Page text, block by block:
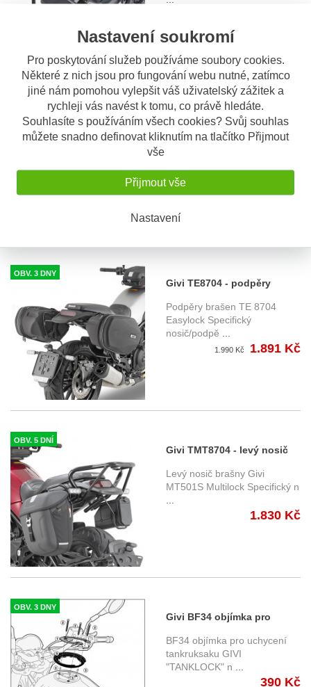
Nastavení soukromí
Pro poskytování služeb používáme soubory cookies.
Některé z nich jsou pro fungování webu nutné, zatímco
jiné nám pomohou vylepšit váš uživatelský zážitek a
rychleji vás navést k tomu, co právě hledáte.
Souhlasíte s používáním všech cookies? Svůj souhlas
můžete snadno definovat kliknutím na tlačítko Přijmout
vše
Přijmout vše
Nastavení
OBV. 3 DNY
Givi TL8704KIT - kit pro
montáž Tool Boxu S250 k
Leoncino 500 (17-48)
Montážní kit TL 8704KIT pro
OBV. 3 DNY
Givi TE8704 - podpěry
brašen pro Benelli Leoncino
500 (17-18)
Podpěry brašen TE 8704
Easylock Specifický
nosič/podpě
1.990 Kč 1.891 Kč
OBV. 5 DNÍ
Givi TMT8704 - levý nosič
brašny MT501S Multilock
pro Benelli Leoncino 500
(17-18)
Levý nosič brašny Givi
MT501S Multilock Specifický n
1.830 Kč
OBV. 3 DNY
Givi BF34 objímka pro
uchycení tankruksaku GIVI
"TANKLOCK" na víčko
nádrže Benelli
BF34 objímka pro uchycení
tankruksaku GIVI
"TANKLOCK" n
390 Kč